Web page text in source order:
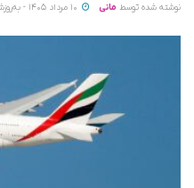
نوشته شده توسط مانی